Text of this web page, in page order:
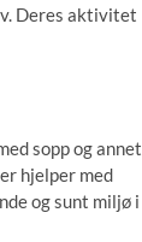
Deres aktivitet
sopp og annet
hjelper med
og sunt miljø i